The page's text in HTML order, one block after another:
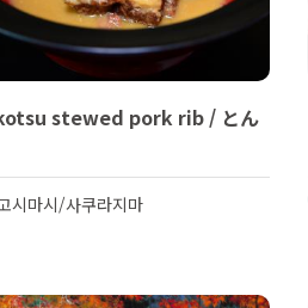
stewed pork rib / とん
시마시/사쿠라지마